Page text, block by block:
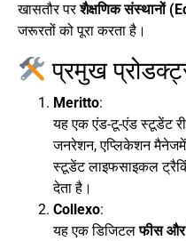
खासतौर परशैक्षणिक संस्थानों
जरूरतों को पूरा करता है।
प्रमुख
Meritto:
यह एक एंड-टू-एंड स्टूडेंट
जनरेशन, एप्लिकेशन
स्टूडेंट लाइफसाइकल
देता है।
Collexo:
यह एक डिजिटलफीस और